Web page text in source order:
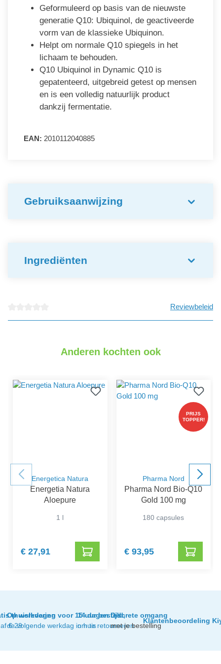
Geformuleerd op basis van de nieuwste
generatie Q10: Ubiquinol, de geactiveerde
vorm van de klassieke Ubiquinon.
Helpt om normale Q10 spiegels in het
lichaam te behouden.
Q10 Ubiquinol in Dynamic Q10 is
gepatenteerd, uitgebreid getest op mensen
en is een volledig natuurlijk product
dankzij fermentatie.
EAN: 2010112040885
Gebruiksaanwijzing
Ingrediënten
Reviewbeleid
Anderen kochten ook
Energetica Natura
Energetia Natura
Aloepure
1 l
€ 27,91
PRIJS
TOPPER!
Pharma Nord
Pharma Nord Bio-Q10
Gold 100 mg
180 capsules
€ 93,95
thuislevering
€ 29
Op werkdagen voor 15 uur besteld,
de volgende werkdag in huis
14 dagen tijd
om te retourneren
Discrete omgang
met je bestelling
Klantenbeoordeling